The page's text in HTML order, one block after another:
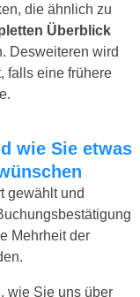
die ähnlich zu
Überblick
Desweiteren wird
falls eine frühere
gewählt und
Mehrheit der
wie Sie uns über